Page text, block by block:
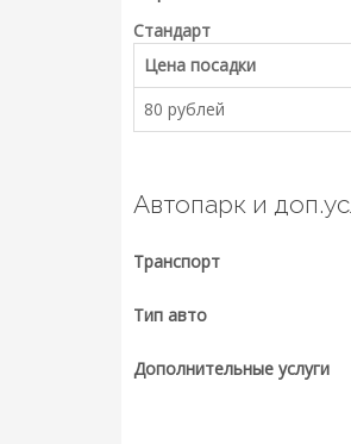
Стандарт
Цена посадки
80 рублей
Автопарк и
Транспорт
Тип авто
Дополнительные услуги